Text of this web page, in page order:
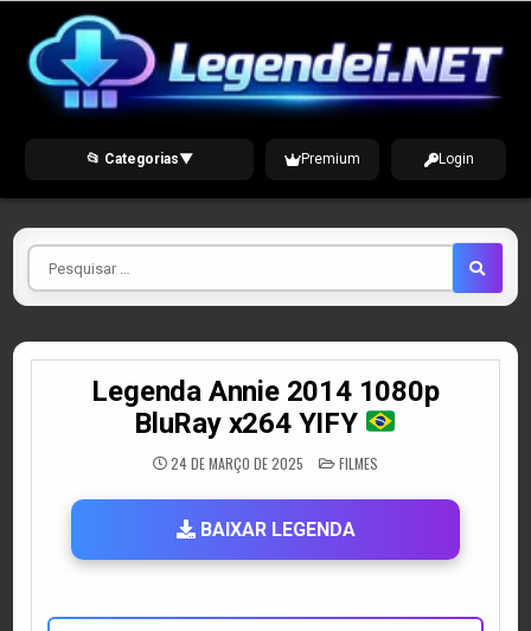
content
📂 Categorias▼ Premium Login
Pesquisar
por
Legenda Annie 2014 1080p
BluRay x264 YIFY
24 DE MARÇO DE 2025 POSTED
IN
FILMES
BAIXAR LEGENDA